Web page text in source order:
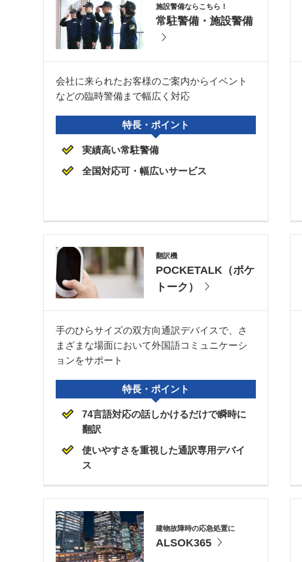
施設警備ならこちら！
常駐警備・施設警備
会社に来られたお客様のご案内からイベント
などの臨時警備まで幅広く対応
特長・ポイント
実績高い常駐警備
全国対応可・幅広いサービス
翻訳機
POCKETALK（ポケ
トーク）
手のひらサイズの双方向通訳デバイスで、さ
まざまな場面において外国語コミュニケーシ
ョンをサポート
特長・ポイント
74言語対応の話しかけるだけで瞬時に
翻訳
使いやすさを重視した通訳専用デバイ
ス
建物故障時の応急処置に
ALSOK365